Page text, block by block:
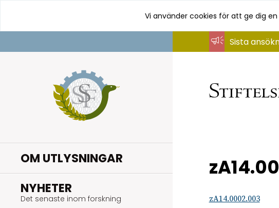
innehåll
Vi använder cookies för att ge dig
OM UTLYSNINGAR
NYHETER
Det senaste inom forskning
Sista
zA14.0002.003